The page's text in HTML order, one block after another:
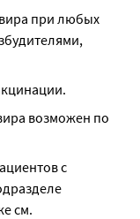
при любых
возможен по
с
см.